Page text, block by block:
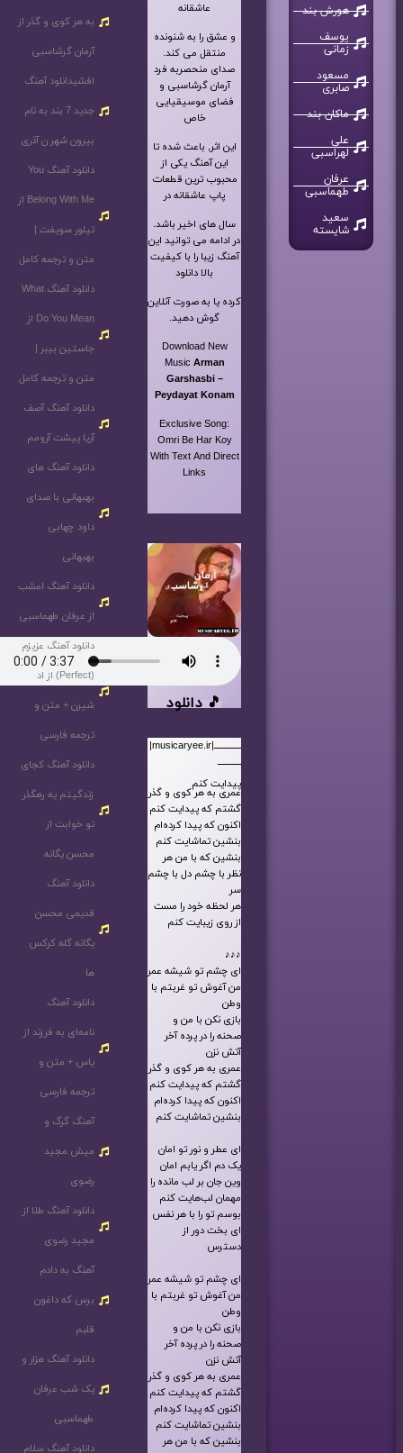
هورش بند
یوسف
زمانی
مسعود
صابری
ماکان بند
علی
لهراسبی
عرفان
طهماسبی
سعید
شایسته
عاشقانه
و عشق را به شنونده
منتقل می کند.
صدای منحصربه فرد
آرمان گرشاسبی و
فضای موسیقیایی
خاص
این اثر, باعث شده تا
این آهنگ یکی از
محبوب ترین قطعات
پاپ عاشقانه در
سال های اخیر باشد.
در ادامه می توانید این
آهنگ زیبا را با کیفیت
بالا دانلود
کرده یا به صورت آنلاین
گوش دهید.
Download New
Music Arman
Garshasbi –
Peydayat Konam
Exclusive Song:
Omri Be Har Koy
With Text And Direct
Links
🎵 دانلود
ـــــــــــــــ|musicaryee.ir|
ـــــــــــــ
پیدایت کنم
عمری به هر کوی و گذر
گشتم که پیدایت کنم
اکنون که پیدا کرده‌ام
بنشین تماشایت کنم
بنشین که با من هر
نظر با چشم دل با چشم
سر
هر لحظه خود را مست
از روی زیبایت کنم
♪♪♪
ای چشم تو شیشه عمر
من آغوش تو غربتم با
وطن
بازی نکن با من و
صحنه را در پرده آخر
آتش نزن
عمری به هر کوی و گذر
گشتم که پیدایت کنم
اکنون که پیدا کرده‌ام
بنشین تماشایت کنم
ای عطر و نور تو امان
یک دم اگر یابم امان
وین جان بر لب مانده را
مهمان لب‌هایت کنم
بوسم تو را با هر نفس
ای بخت دور از
دسترس
ای چشم تو شیشه عمر
من آغوش تو غربتم با
وطن
بازی نکن با من و
صحنه را در پرده آخر
آتش نزن
عمری به هر کوی و گذر
گشتم که پیدایت کنم
اکنون که پیدا کرده‌ام
بنشین تماشایت کنم
بنشین که با من هر
به هر کوی و گذر از
آرمان گرشاسبی
افشیدانلود آهنگ
جدید 7 بند به نام
بیرون شهر ن آذری
دانلود آهنگ You
Belong With Me از
تیلور سویفت |
متن و ترجمه کامل
دانلود آهنگ What
Do You Mean از
جاستین بیبر |
متن و ترجمه کامل
دانلود آهنگ آصف
آریا پیشت آرومم
دانلود آهنگ های
بهبهانی با صدای
داود چهابی
بهبهانی
دانلود آهنگ امشب
از عرفان طهماسبی
دانلود آهنگ عزیزم
(Perfect) از اد
شیرن + متن و
ترجمه فارسی
دانلود آهنگ کجای
زندگیتم یه رهگذر
تو خوابت از
محسن یگانه
دانلود آهنگ
قدیمی محسن
یگانه گله کرکس
ها
دانلود آهنگ
نامه‌ای به فرزند از
یاس + متن و
ترجمه فارسی
آهنگ گرگ و
میش مجید
رضوی
دانلود آهنگ طلا از
مجید رضوی
آهنگ به دادم
برس که داغون
قلبم
دانلود آهنگ هزار و
یک شب عرفان
طهماسبی
دانلود آهنگ سلام